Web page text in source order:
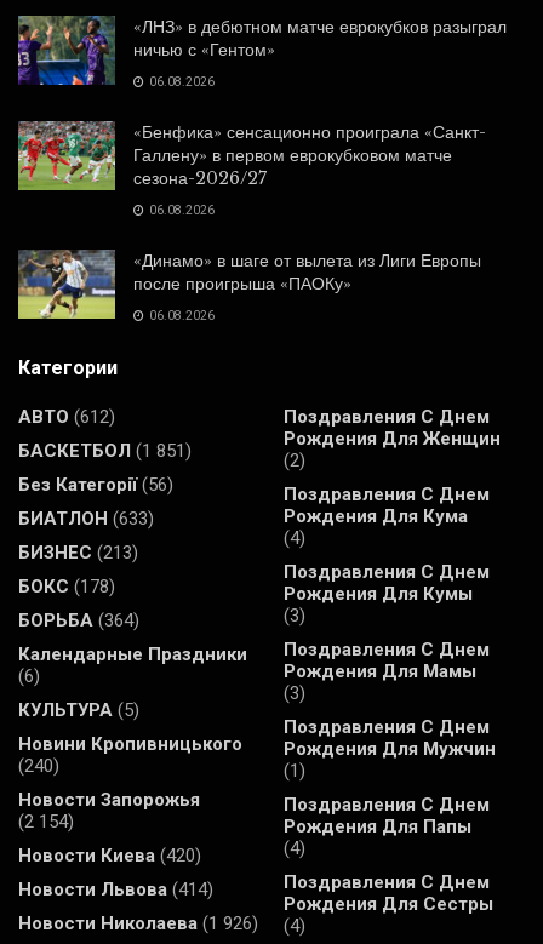
«ЛНЗ» в дебютном матче еврокубков разыграл
ничью с «Гентом»
06.08.2026
«Бенфика» сенсационно проиграла «Санкт-
Галлену» в первом еврокубковом матче
сезона-2026/27
06.08.2026
«Динамо» в шаге от вылета из Лиги Европы
после проигрыша «ПАОКу»
06.08.2026
Категории
АВТО (612)
БАСКЕТБОЛ (1 851)
Без Категорії(56)
БИАТЛОН (633)
БИЗНЕС (213)
БОКС (178)
БОРЬБА (364)
Календарные Праздники
(6)
КУЛЬТУРА (5)
Новини Кропивницького
(240)
Новости Запорожья
(2 154)
Новости Киева (420)
Новости Львова (414)
Новости Николаева (1 926)
Поздравления С Днем
Рождения Для Женщин
(2)
Поздравления С Днем
Рождения Для Кума
(4)
Поздравления С Днем
Рождения Для Кумы
(3)
Поздравления С Днем
Рождения Для Мамы
(3)
Поздравления С Днем
Рождения Для Мужчин
(1)
Поздравления С Днем
Рождения Для Папы
(4)
Поздравления С Днем
Рождения Для Сестры
(4)